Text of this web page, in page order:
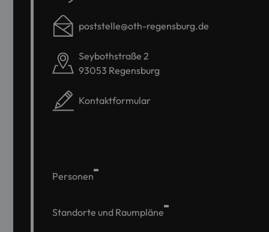
poststelle@oth-regensburg.de
Seybothstraße 2
93053 Regensburg
Kontaktformular
Personen
Standorte und Raumpläne